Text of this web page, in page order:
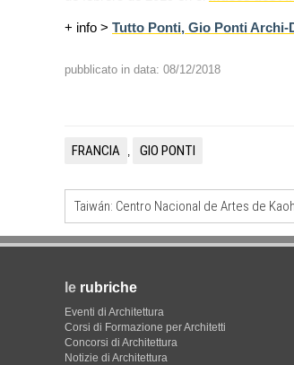
+ info > Tutto Ponti, Gio Ponti Archi-
pubblicato in data: 08/12/2018
FRANCIA , GIO PONTI
Taiwán: Centro Nacional de Artes de
le rubriche
Eventi di Architettura
Corsi di Formazione per Architetti
Concorsi di Architettura
Notizie di Architettura